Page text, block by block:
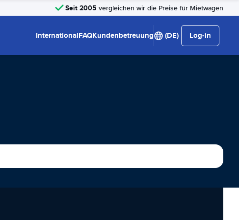
Seit 2005 vergleichen wir die Preise für Mietwagen
InternationalFAQKundenbetreuung (DE) Log-in